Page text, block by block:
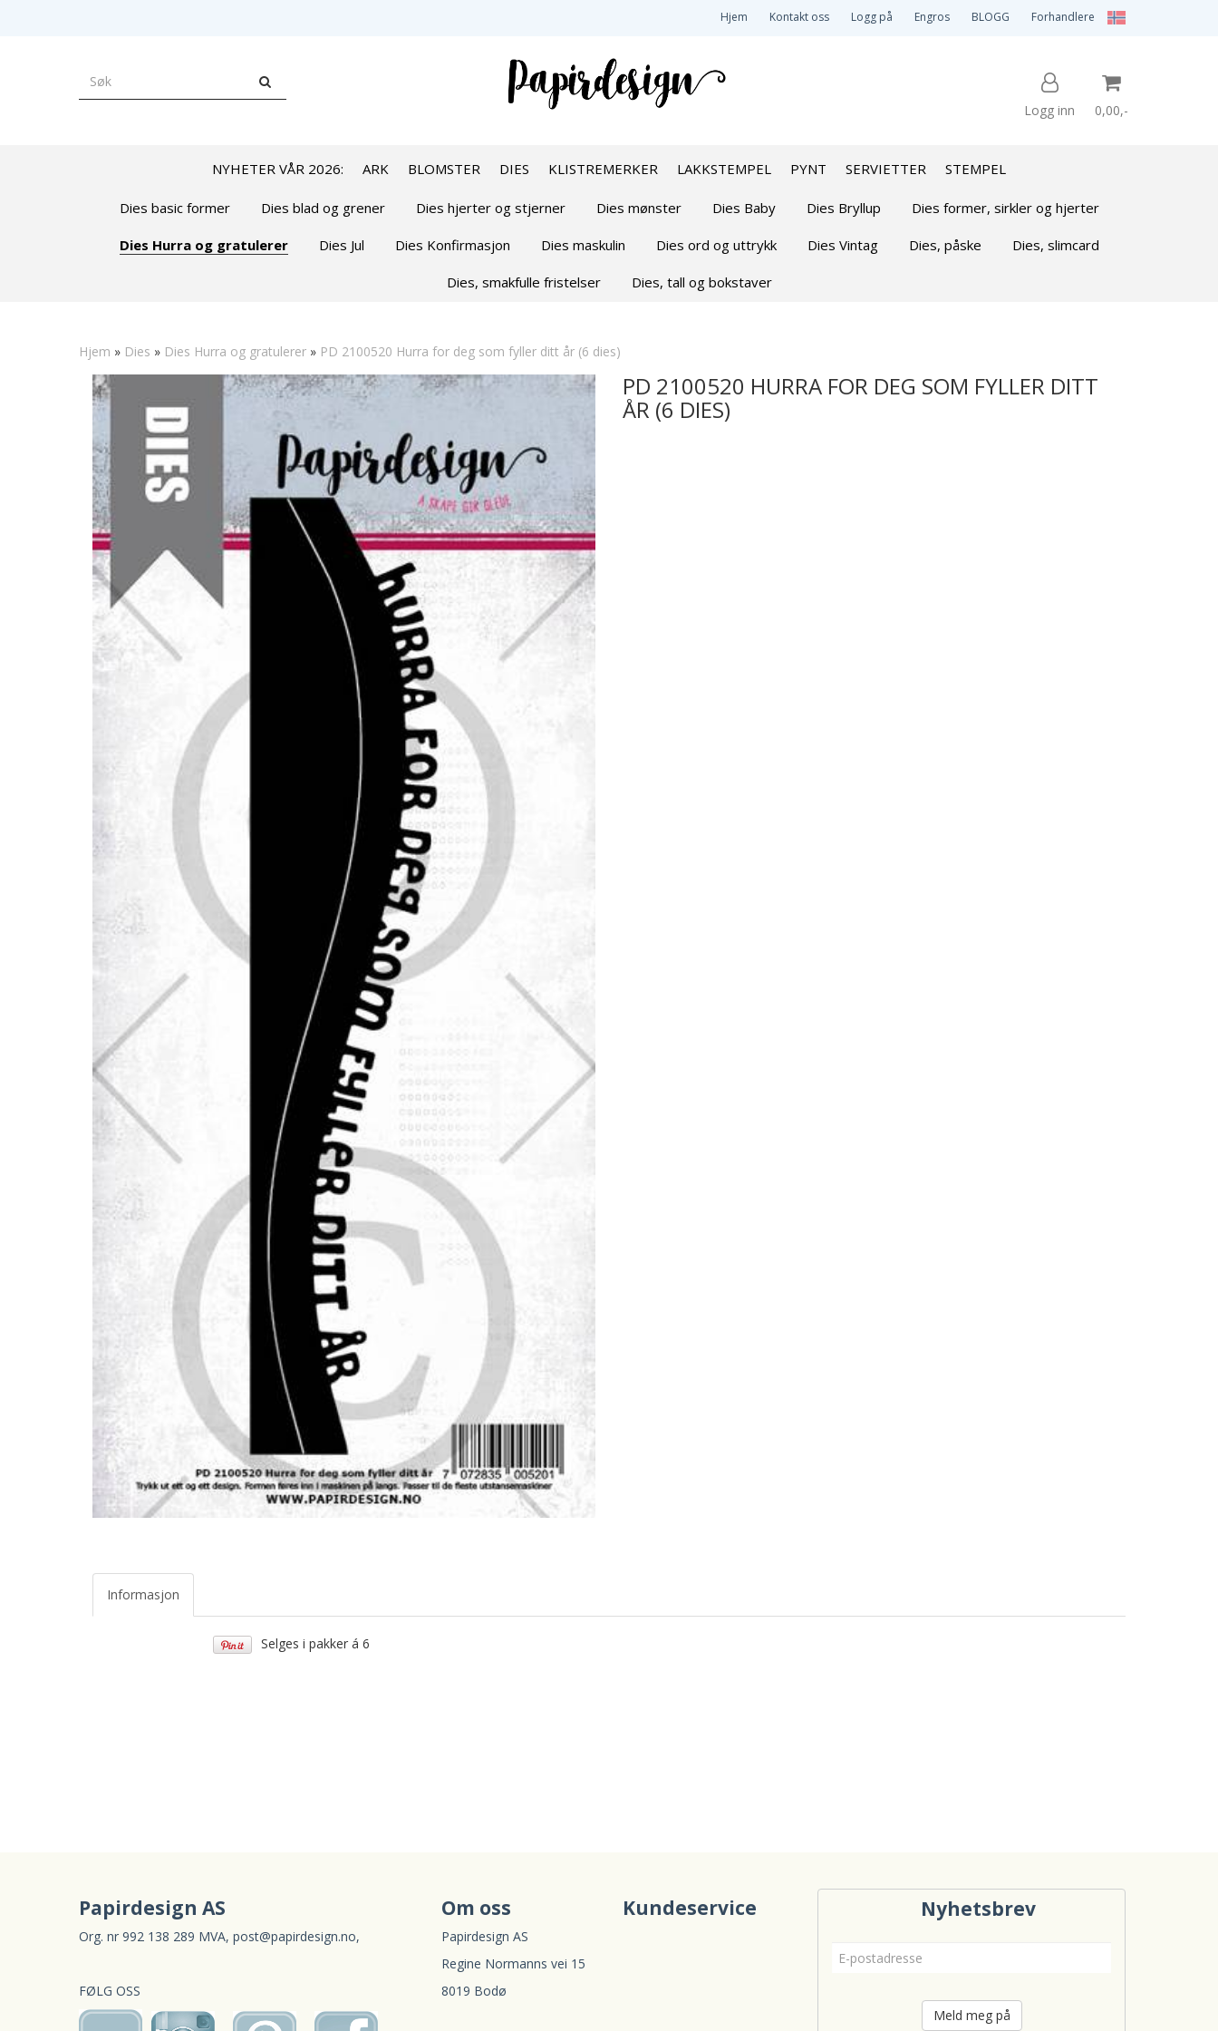
Hjem Kontakt oss Logg på Engros BLOGG Forhandlere
Logg inn 0,00,-
NYHETER VÅR 2026: ARK BLOMSTER DIES KLISTREMERKER LAKKSTEMPEL PYNT SERVIETTER STEMPEL
Dies basic former Dies blad og grener Dies hjerter og stjerner Dies mønster Dies Baby Dies Bryllup Dies former, sirkler og hjerter
Dies Hurra og gratulerer Dies Jul Dies Konfirmasjon Dies maskulin Dies ord og uttrykk Dies Vintag Dies, påske Dies, slimcard
Dies, smakfulle fristelser Dies, tall og bokstaver
Hjem » Dies » Dies Hurra og gratulerer » PD 2100520 Hurra for deg som fyller ditt år (6 dies)
PD 2100520 HURRA FOR DEG SOM FYLLER DITT
ÅR (6 DIES)
Informasjon
Selges i pakker á 6
Papirdesign AS
Org. nr 992 138 289 MVA, post@papirdesign.no,
FØLG OSS
Om oss
Papirdesign AS
Regine Normanns vei 15
8019 Bodø
Kundeservice Nyhetsbrev
Meld meg på
Trykk ENTER for å søke